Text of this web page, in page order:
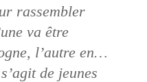
rassembler
va être
l’autre en…
de jeunes